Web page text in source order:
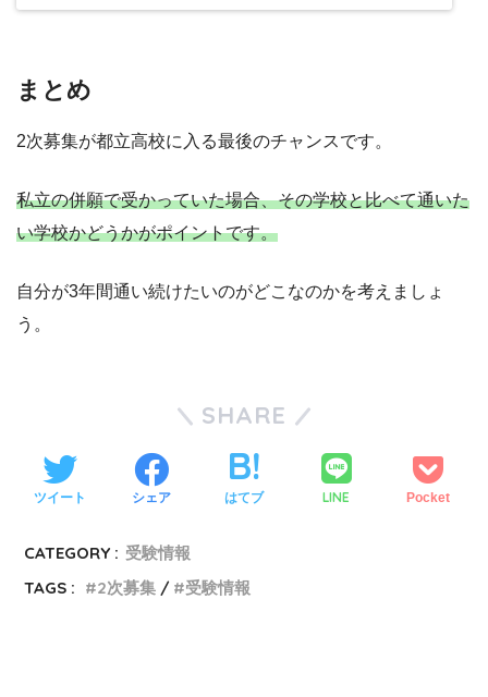
まとめ
2次募集が都立高校に入る最後のチャンスです。
私立の併願で受かっていた場合、その学校と比べて通いた
い学校かどうかがポイントです。
自分が3年間通い続けたいのがどこなのかを考えましょ
う。
SHARE
ツイート シェア はてブ LINE Pocket
CATEGORY : 受験情報
TAGS :
2次募集 受験情報